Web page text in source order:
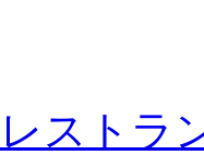
レストラ